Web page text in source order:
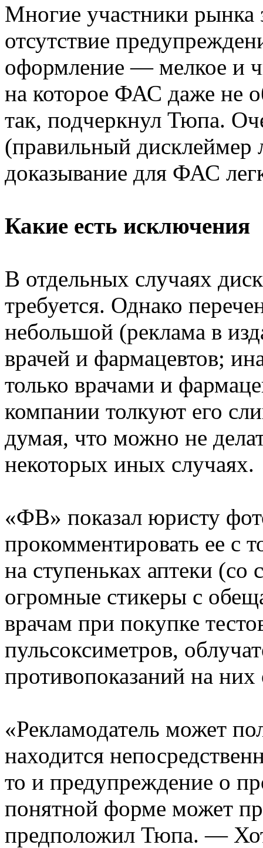
Многие участники рынка
отсутствие
оформление — мелкое и
на которое ФАС даже не
так, подчеркнул Тюпа.
(правильный дисклеймер
доказывание для ФАС
Какие есть исключения
В отдельных случаях
требуется. Однако
небольшой (реклама в
врачей и фармацевтов;
только врачами и
компании толкуют его
думая, что можно не
некоторых иных случаях.
«ФВ» показал юристу
прокомментировать ее с
на ступеньках аптеки
огромные стикеры с
врачам при покупке
пульсоксиметров,
противопоказаний на них
«Рекламодатель может
находится
то и предупреждение о
понятной форме может
предположил Тюпа. —